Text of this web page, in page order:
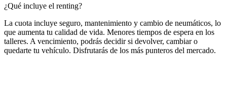
¿Qué incluye el renting?
La cuota incluye seguro, mantenimiento y cambio de neumáticos, lo
que aumenta tu calidad de vida. Menores tiempos de espera en los
talleres. A vencimiento, podrás decidir si devolver, cambiar o
quedarte tu vehículo. Disfrutarás de los más punteros del mercado.